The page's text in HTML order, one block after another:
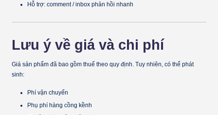
Hỗ trợ: comment / inbox phản hồi nhanh
Lưu ý về giá và chi phí
Giá sản phẩm đã bao gồm thuế theo quy định. Tuy nhiên, có thể phát
sinh:
Phí vận chuyển
Phụ phí hàng cồng kềnh